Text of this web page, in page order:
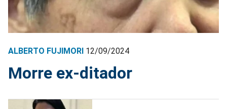
ALBERTO FUJIMORI 12/09/2024
Morre ex-ditador